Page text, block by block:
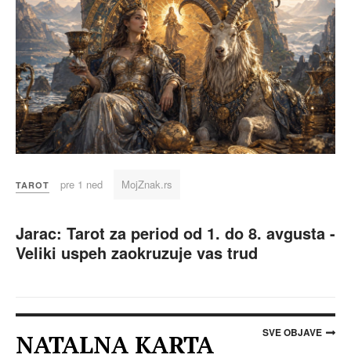
TAROT pre 1 ned MojZnak.rs
Jarac: Tarot za period od 1. do 8. avgusta -
Veliki uspeh zaokruzuje vas trud
NATALNA KARTA SVE OBJAVE